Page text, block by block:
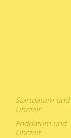
Startdatum und
Uhrzeit
Enddatum und
Uhrzeit